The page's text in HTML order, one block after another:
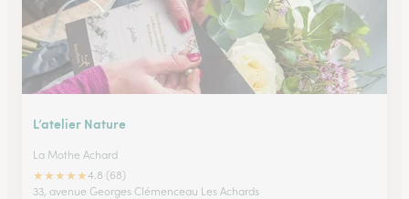
L’atelier Nature
La Mothe Achard
★★★★★4.8 (68)
33, avenue Georges Clémenceau Les Achards